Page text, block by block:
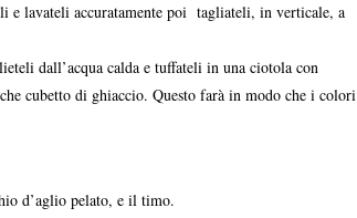
e lavateli accuratamente poi tagliateli, in verticale, a
dall’acqua calda e tuffateli in una ciotola con
cubetto di ghiaccio. Questo farà in modo che i colori
d’aglio pelato, e il timo.